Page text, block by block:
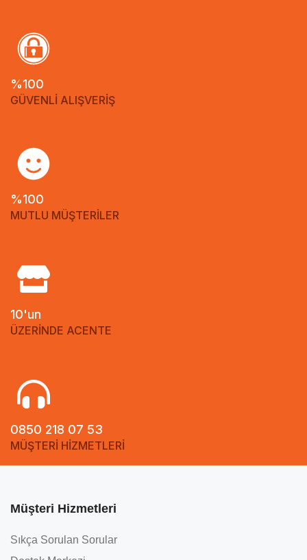
%100
GÜVENLİ ALIŞVERİŞ
%100
MUTLU MÜŞTERİLER
10'un
ÜZERİNDE ACENTE
0850 218 07 53
MÜŞTERİ HİZMETLERİ
Müşteri Hizmetleri
Sıkça Sorulan Sorular